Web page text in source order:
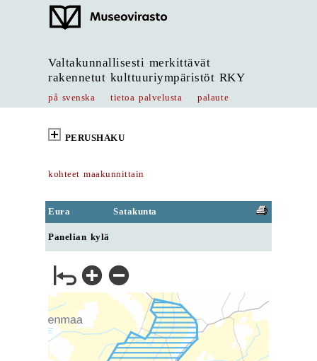
Valtakunnallisesti merkittävät
rakennetut kulttuuriympäristöt RKY
på svenska tietoa palvelusta palaute
PERUSHAKU
kohteet maakunnittain
Eura Satakunta
Panelian kylä